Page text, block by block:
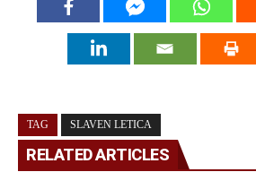
TAG SLAVEN LETICA
RELATED ARTICLES